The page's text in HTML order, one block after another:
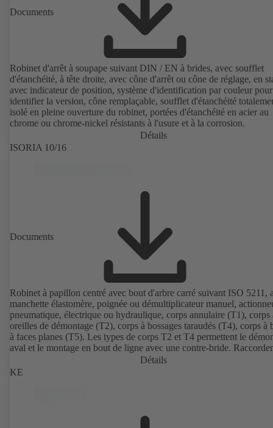
Documents
Robinet d'arrêt à soupape suivant DIN / EN à brides, avec soufflet
d'étanchéité, à tête droite, avec cône d'arrêt ou cône de réglage, en
avec indicateur de position, système d'identification par couleur pour
identifier la version, cône remplaçable, soufflet d'étanchéité
isolé en pleine ouverture du robinet, portées d'étanchéité en acier au
chrome ou chrome-nickel résistants à l'usure et à la corrosion.
Détails
ISORIA 10/16
Documents
Robinet à papillon centré avec bout d'arbre carré suivant ISO 5211,
manchette élastomère, poignée ou démultiplicateur manuel,
pneumatique, électrique ou hydraulique, corps annulaire (T1), corps
oreilles de démontage (T2), corps à bossages taraudés (T4), corps à
à faces planes (T5). Les types de corps T2 et T4 permettent le
aval et le montage en bout de ligne avec une contre-bride.
Détails
KE